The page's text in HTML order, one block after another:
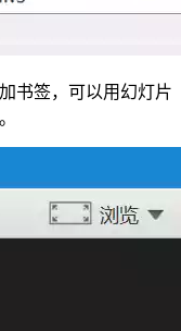
书签，可以用幻灯片